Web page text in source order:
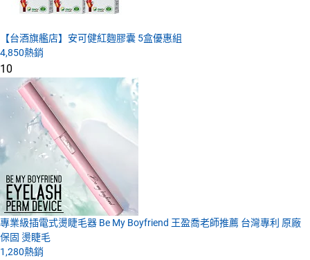
【台酒旗艦店】安可健紅麴膠囊 5盒優惠組
4,850熱銷
10
專業級插電式燙睫毛器 Be My Boyfriend 王盈喬老師推薦 台灣專利 原廠
保固 燙睫毛
1,280熱銷